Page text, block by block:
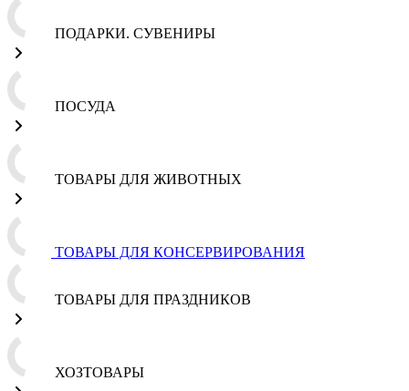
ПОДАРКИ. СУВЕНИРЫ
ПОСУДА
ТОВАРЫ ДЛЯ ЖИВОТНЫХ
ТОВАРЫ ДЛЯ КОНСЕРВИРОВАНИЯ
ТОВАРЫ ДЛЯ ПРАЗДНИКОВ
ХОЗТОВАРЫ